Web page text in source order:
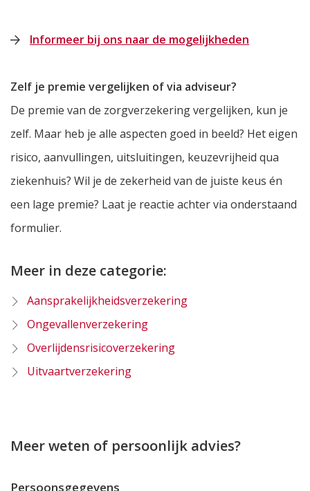
Informeer bij ons naar de mogelijkheden
Zelf je premie vergelijken of via adviseur?
De premie van de zorgverzekering vergelijken, kun je
zelf. Maar heb je alle aspecten goed in beeld? Het eigen
risico, aanvullingen, uitsluitingen, keuzevrijheid qua
ziekenhuis? Wil je de zekerheid van de juiste keus én
een lage premie? Laat je reactie achter via onderstaand
formulier.
Meer in deze categorie:
Aansprakelijkheidsverzekering
Ongevallenverzekering
Overlijdensrisicoverzekering
Uitvaartverzekering
Meer weten of persoonlijk advies?
Persoonsgegevens